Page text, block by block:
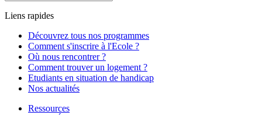
Liens rapides
Découvrez tous nos programmes
Comment s'inscrire à l'Ecole ?
Où nous rencontrer ?
Comment trouver un logement ?
Etudiants en situation de handicap
Nos actualités
Ressources